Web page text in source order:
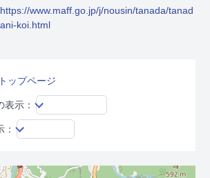
https://www.maff.go.jp/j/nousin/tanada/tanad
ani-koi.html
ップページ
示：